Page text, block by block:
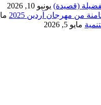
(قصيدة) يونيو 10, 2026
من مهرجان آردين 2025
مايو
مايو 5, 2026